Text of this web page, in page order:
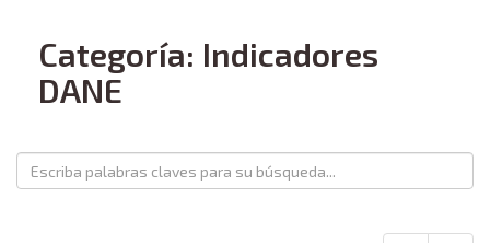
Categoría: Indicadores
DANE